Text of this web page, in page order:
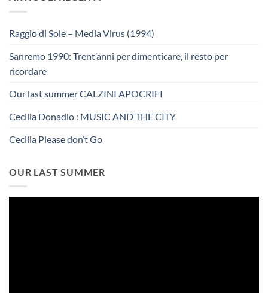
Raggio di Sole – Media Virus (1994)
Sanremo 1990: Trent’anni per dimenticare, il resto per
ricordare
Our last summer CALZINI APOCRIFI
Cecilia Donadio : MUSIC AND THE CITY
Cecilia Please don’t Go
OUR LAST SUMMER